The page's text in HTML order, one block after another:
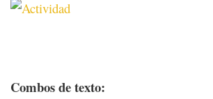
Combos de texto: